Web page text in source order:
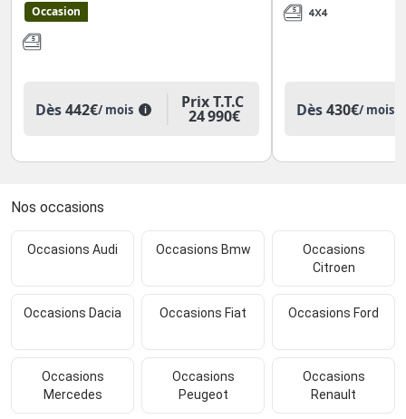
Occasion
Dès442€/ mois i Prix T.T.C
24 990€ Dès430€/ mois
Nos occasions
Occasions Audi Occasions Bmw
Occasions
Citroen
Occasions Dacia Occasions Fiat Occasions Ford
Occasions
Mercedes
Occasions
Peugeot
Occasions
Renault